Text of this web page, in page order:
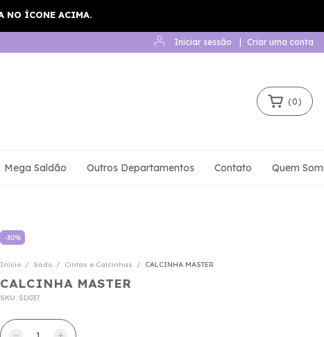
Iniciar sessão Criar uma conta
(0)
Mega Saldão Outros Departamentos Contato Quem
-30%
Início / Sado / Cintas e Calcinhas / CALCINHA MASTER
CALCINHA MASTER
SKU: SD037